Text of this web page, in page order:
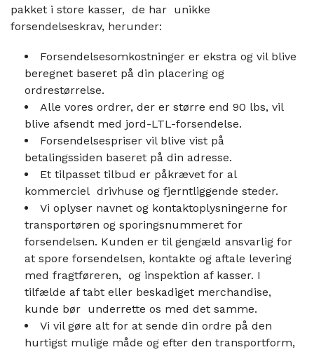
pakket i store kasser, de har unikke
forsendelseskrav, herunder:
Forsendelsesomkostninger er ekstra og vil blive
beregnet baseret på din placering og
ordrestørrelse.
Alle vores ordrer, der er større end 90 lbs, vil
blive afsendt med jord-LTL-forsendelse.
Forsendelsespriser vil blive vist på
betalingssiden baseret på din adresse.
Et tilpasset tilbud er påkrævet for al
kommerciel drivhuse og fjerntliggende steder.
Vi oplyser navnet og kontaktoplysningerne for
transportøren og sporingsnummeret for
forsendelsen. Kunden er til gengæld ansvarlig for
at spore forsendelsen, kontakte og aftale levering
med fragtføreren, og inspektion af kasser. I
tilfælde af tabt eller beskadiget merchandise,
kunde bør underrette os med det samme.
Vi vil gøre alt for at sende din ordre på den
hurtigst mulige måde og efter den transportform,